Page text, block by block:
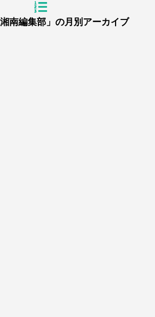
道の駅湘南ちがさき』周年祭
ことこblog】第108回全国高校野球選
神奈川大会
2026
いこ)が繭になるまでの授業
豆
ばさん」は何歳まで？
湘南編集部」の月別アーカイブ